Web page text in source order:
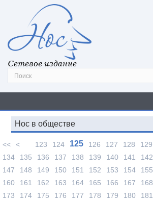
Сетевое издание
Нос в обществе
<< < 123 124 125 126 127 128 129
134
135 136 137 138 139 140 141 142
147
148 149 150 151 152 153 154 155
160
161 162 163 164 165 166 167 168
173
174 175 176 177 178 179 180 181